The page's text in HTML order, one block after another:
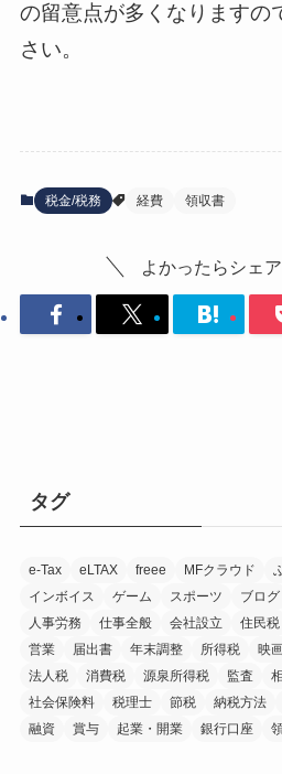
の留意点が多くなりますの
さい。
税金/税務 経費 領収書
よかったらシェ
タグ
e-Tax eLTAX freee MFクラウド
インボイス
ゲーム スポーツ ブログ
人事労務
仕事全般 会社設立 住民税
営業
届出書 年末調整 所得税 映
法人税
消費税 源泉所得税 監査
社会保険料
税理士 節税 納税方法
融資
賞与 起業・開業 銀行口座